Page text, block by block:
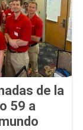
de la
59 a